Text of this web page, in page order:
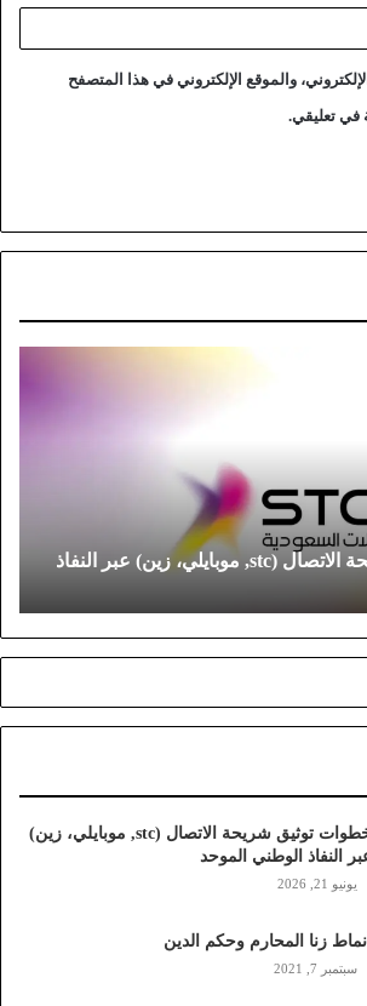
والموقع الإلكتروني في هذا المتصفح
في تعليقي.
خطوات توثيق شريحة الاتصال (stc, موبايلي، زين) عبر النفاذ
خطوات توثيق شريحة الاتصال (stc, موبايلي، زين)
النفاذ الوطني الموحد
يونيو 21, 2026
أنماط زنا المحارم وحكم الدين
سبتمبر 7, 2021